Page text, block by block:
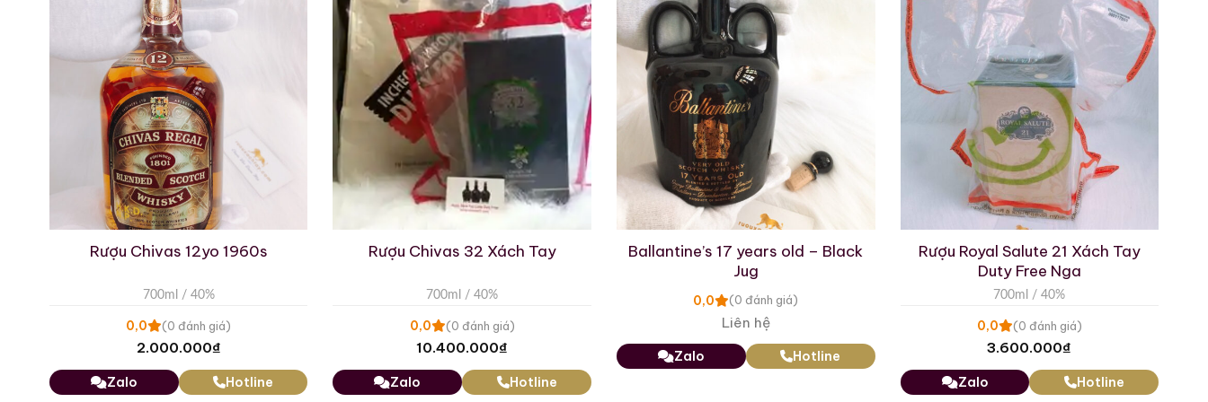
Nhóm Rượu: Blended Whisky
Cường Độ: 43%
Dung Tích: 830ml
Tình Trạng Tem Nhãn: Tốt
Giới Thiệu Một Số Mẫu Rượu Trung Quốc
Rượu Chivas 12yo 1960s
700ml / 40%
0,0 (0 đánh giá)
2.000.000₫
Zalo Hotline
Rượu Chivas 32 Xách Tay
700ml / 40%
0,0 (0 đánh giá)
10.400.000₫
Zalo Hotline
Ballantine’s 17 years old – Black
Jug
0,0 (0 đánh giá)
Liên hệ
Zalo Hotline
Rượu Royal Salute 21 Xách Tay
Duty Free Nga
700ml / 40%
0,0 (0 đánh giá)
3.600.000₫
Zalo Hotline